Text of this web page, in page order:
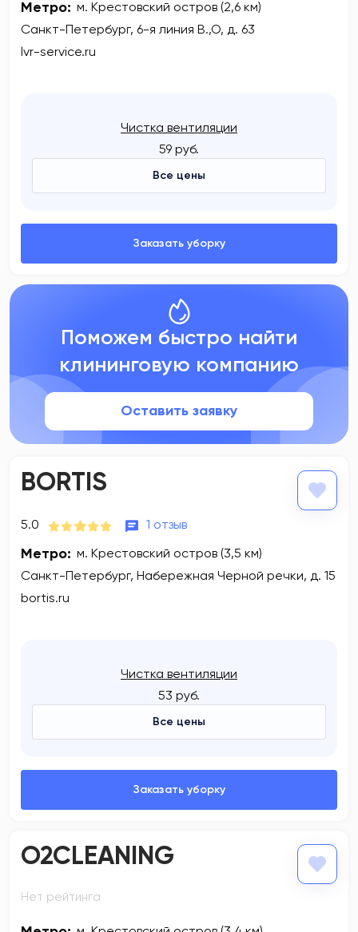
Метро: м. Крестовский остров (2,6 км)
Санкт-Петербург, 6-я линия В.,О, д. 63
lvr-service.ru
Чистка вентиляции
59 руб.
Все цены
Поможем быстро найти
клининговую компанию
Оставить заявку
BORTIS
5.0 1 отзыв
Метро: м. Крестовский остров (3,5 км)
Санкт-Петербург, Набережная Черной речки, д. 15
bortis.ru
Чистка вентиляции
53 руб.
Все цены
O2CLEANING
Нет рейтинга